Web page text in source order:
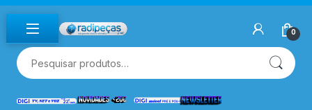
Skip to navigation
Skip to content
0
Pesquisar por: